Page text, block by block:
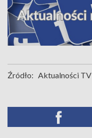
Źródło: Aktualności